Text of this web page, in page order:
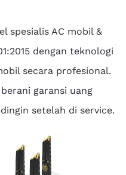
spesialis AC mobil &
dengan teknologi
secara profesional.
garansi uang
setelah di service.